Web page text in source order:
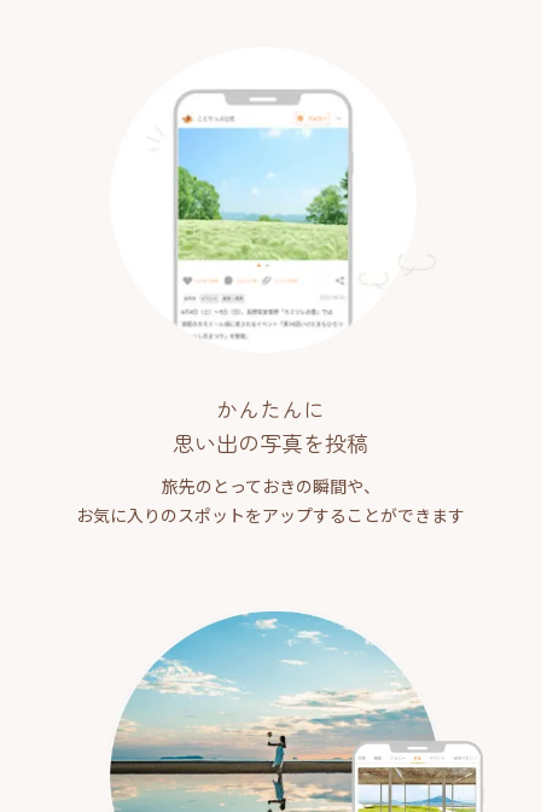
かんたんに
思い出の写真を投稿
旅先のとっておきの瞬間や、
お気に入りのスポットをアップすることができます